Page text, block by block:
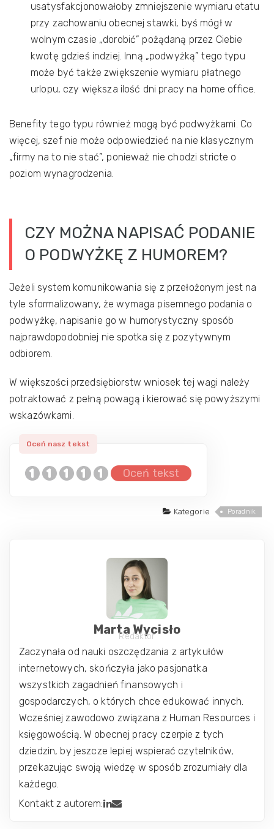
usatysfakcjonowałoby zmniejszenie wymiaru etatu
przy zachowaniu obecnej stawki, byś mógł w
wolnym czasie „dorobić” pożądaną przez Ciebie
kwotę gdzieś indziej. Inną „podwyżką” tego typu
może być także zwiększenie wymiaru płatnego
urlopu, czy większa ilość dni pracy na home office.
Benefity tego typu również mogą być podwyżkami. Co
więcej, szef nie może odpowiedzieć na nie klasycznym
„firmy na to nie stać”, ponieważ nie chodzi stricte o
poziom wynagrodzenia.
CZY MOŻNA NAPISAĆ PODANIE
O PODWYŻKĘ Z HUMOREM?
Jeżeli system komunikowania się z przełożonym jest na
tyle sformalizowany, że wymaga pisemnego podania o
podwyżkę, napisanie go w humorystyczny sposób
najprawdopodobniej nie spotka się z pozytywnym
odbiorem.
W większości przedsiębiorstw wniosek tej wagi należy
potraktować z pełną powagą i kierować się powyższymi
wskazówkami.
Oceń tekst
Kategorie Poradnik
Marta Wycisło
Redaktor
Zaczynała od nauki oszczędzania z artykułów
internetowych, skończyła jako pasjonatka
wszystkich zagadnień finansowych i
gospodarczych, o których chce edukować innych.
Wcześniej zawodowo związana z Human Resources i
księgowością. W obecnej pracy czerpie z tych
dziedzin, by jeszcze lepiej wspierać czytelników,
przekazując swoją wiedzę w sposób zrozumiały dla
każdego.
Kontakt z autorem: